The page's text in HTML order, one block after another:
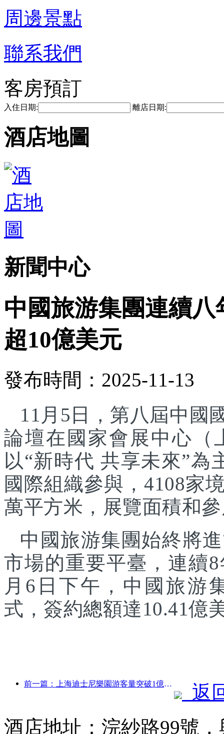
周邊景點
聯系我們
客房預訂
入住日期: 離店日期:
酒店地圖
新聞中心
中國旅游集團連續
超10億美元
發布時間：2025-11-13
11月5日，第八屆中國
論壇在國家會展中心（
以“新時代 共享未來”為
國際組織參與，4108家
萬平方米，展覽面積和
中國旅游集團始終將
市場的重要平臺，連續
月6日下午，中國旅游
式，簽約總額達10.41億
前一篇：上海迪士尼樂園游客量突破1億人次 將擴建第四座主題酒店
返
酒店地址：浣紗路99號